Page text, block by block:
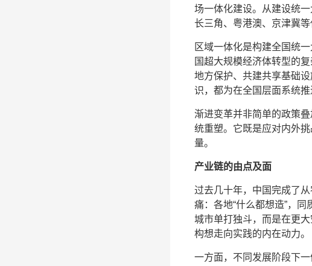
场一体化建设。从建设统
长三角、粤港澳、京津冀
区域一体化是构建全国统
国超大规模经济体转型的
地方保护、共建共享基础
识，都为在全国层面系统
渐进变革并非简单的政策
统重塑。它既是应对内外
量。
产业链的由点及面
过去几十年，中国完成了
痛：各地“什么都想造”，
城市单打独斗，而是在更
构想走向实践的内在动力。
一方面，不同发展阶段下